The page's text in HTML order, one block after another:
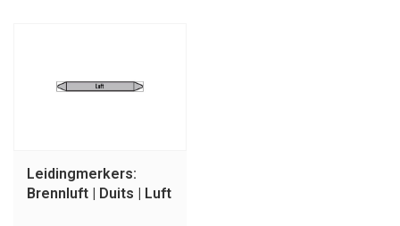
Leidingmerkers:
Brennluft | Duits | Luft